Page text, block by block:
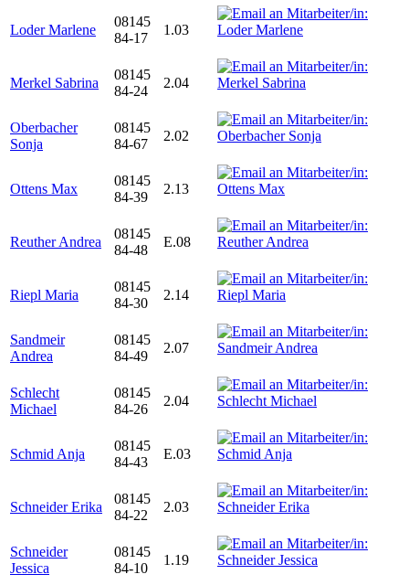
Loder Marlene
08145
84-17
1.03
Merkel Sabrina
08145
84-24
2.04
Oberbacher
Sonja
08145
84-67
2.02
Ottens Max
08145
84-39
2.13
Reuther Andrea
08145
84-48
E.08
Riepl Maria
08145
84-30
2.14
Sandmeir
Andrea
08145
84-49
2.07
Schlecht
Michael
08145
84-26
2.04
Schmid Anja
08145
84-43
E.03
Schneider Erika
08145
84-22
2.03
Schneider
Jessica
08145
84-10
1.19